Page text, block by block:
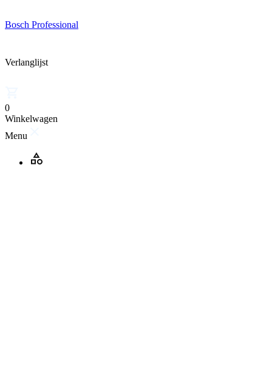
Bosch Professional
Verlanglijst
0
Winkelwagen
Menu